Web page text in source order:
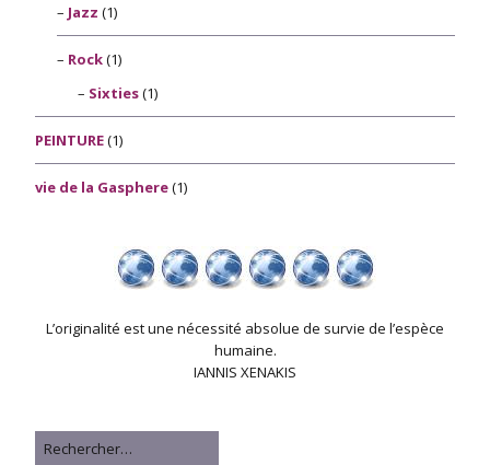
Jazz (1)
Rock(1)
Sixties(1)
PEINTURE(1)
vie de la Gasphere(1)
L’originalité est une nécessité absolue de survie de l’espèce
humaine.
IANNIS XENAKIS
Rechercher